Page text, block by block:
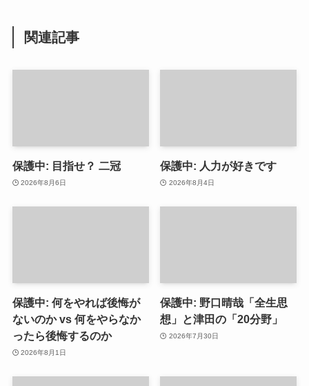
関連記事
保護中: 目指せ？ 二冠
2026年8月6日
保護中: 人力が好きです
2026年8月4日
保護中: 何をやれば後悔が
ないのか vs 何をやらなか
ったら後悔するのか
2026年8月1日
保護中: 野口晴哉「全生思
想」と津田の「20分野」
2026年7月30日